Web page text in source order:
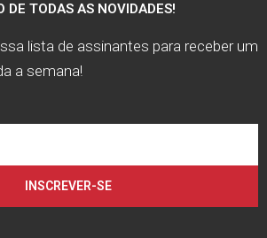
DE TODAS AS NOVIDADES!
lista de assinantes para receber um
a semana!
INSCREVER-SE